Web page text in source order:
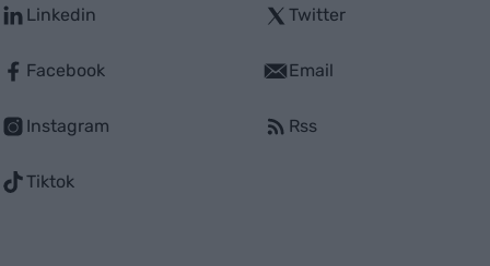
Linkedin
Facebook
Instagram
Tiktok
Twitter
Email
Rss